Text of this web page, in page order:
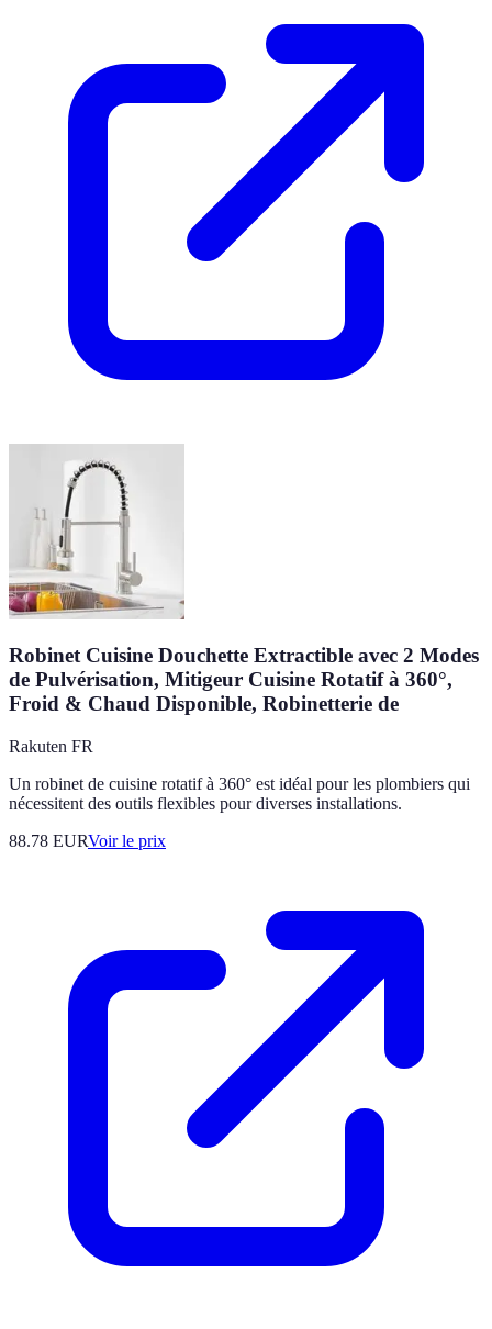
Robinet Cuisine Douchette Extractible avec 2 Modes
de Pulvérisation, Mitigeur Cuisine Rotatif à 360°,
Froid & Chaud Disponible, Robinetterie de
Rakuten FR
Un robinet de cuisine rotatif à 360° est idéal pour les plombiers qui
nécessitent des outils flexibles pour diverses installations.
88.78 EURVoir le prix